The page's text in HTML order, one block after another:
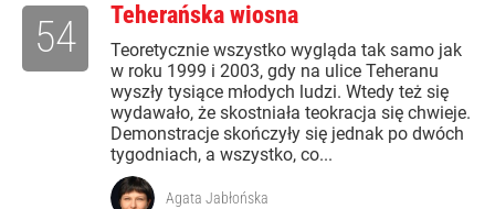
Teherańska wiosna
Teoretycznie wszystko wygląda tak samo jak
w roku 1999 i 2003, gdy na ulice Teheranu
wyszły tysiące młodych ludzi. Wtedy też się
wydawało, że skostniała teokracja się chwieje.
Demonstracje skończyły się jednak po dwóch
tygodniach, a wszystko, co...
54
Agata Jabłońska